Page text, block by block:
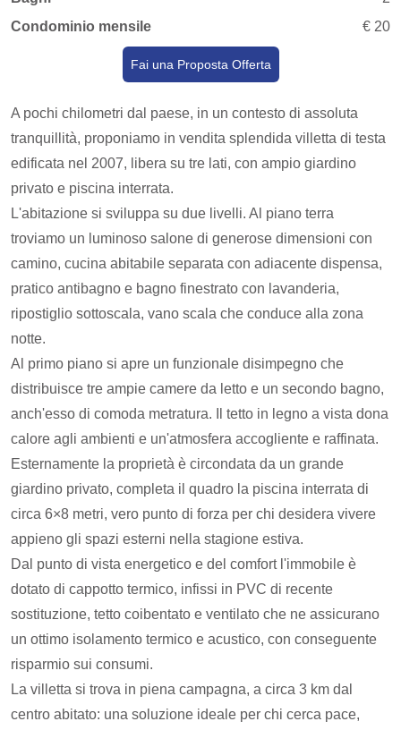
Condominio mensile
€ 20
Fai una Proposta Offerta
A pochi chilometri dal paese, in un contesto di assoluta
tranquillità, proponiamo in vendita splendida villetta di testa
edificata nel 2007, libera su tre lati, con ampio giardino
privato e piscina interrata.
L'abitazione si sviluppa su due livelli. Al piano terra
troviamo un luminoso salone di generose dimensioni con
camino, cucina abitabile separata con adiacente dispensa,
pratico antibagno e bagno finestrato con lavanderia,
ripostiglio sottoscala, vano scala che conduce alla zona
notte.
Al primo piano si apre un funzionale disimpegno che
distribuisce tre ampie camere da letto e un secondo bagno,
anch'esso di comoda metratura. Il tetto in legno a vista dona
calore agli ambienti e un'atmosfera accogliente e raffinata.
Esternamente la proprietà è circondata da un grande
giardino privato, completa il quadro la piscina interrata di
circa 6×8 metri, vero punto di forza per chi desidera vivere
appieno gli spazi esterni nella stagione estiva.
Dal punto di vista energetico e del comfort l'immobile è
dotato di cappotto termico, infissi in PVC di recente
sostituzione, tetto coibentato e ventilato che ne assicurano
un ottimo isolamento termico e acustico, con conseguente
risparmio sui consumi.
La villetta si trova in piena campagna, a circa 3 km dal
centro abitato: una soluzione ideale per chi cerca pace,